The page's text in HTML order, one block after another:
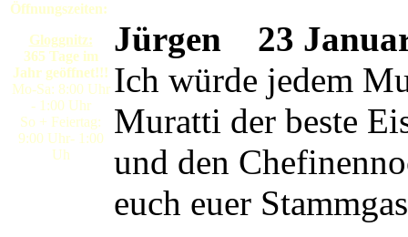
Öffnungszeiten:
Gloggnitz:
365 Tage im
Jahr geöffnet!!!
Mo-Sa: 8:00 Uhr
- 1:00 Uhr
So + Feiertag:
9:00 Uhr- 1:00
Uh
Jürgen
23
Ich würde jedem
Muratti der beste
und den
euch euer